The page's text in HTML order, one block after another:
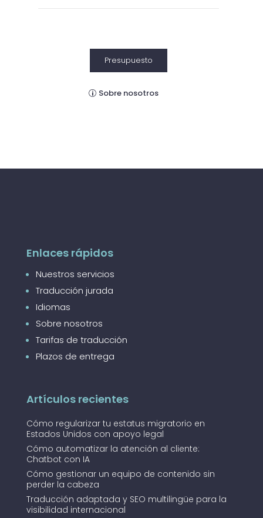
Presupuesto
Sobre nosotros
Enlaces rápidos
Nuestros servicios
Traducción jurada
Idiomas
Sobre nosotros
Tarifas de traducción
Plazos de entrega
Artículos recientes
Cómo regularizar tu estatus migratorio en
Estados Unidos con apoyo legal
Cómo automatizar la atención al cliente:
Chatbot con IA
Cómo gestionar un equipo de contenido sin
perder la cabeza
Traducción adaptada y SEO multilingüe para la
visibilidad internacional